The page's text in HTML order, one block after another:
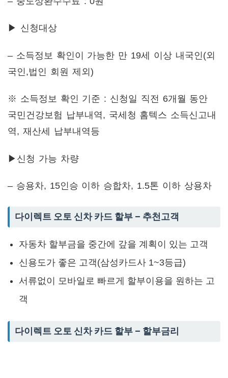
▶ 신청대상
– 소득정보 확인이 가능한 만 19세 이상 내국인(외
국인,법인 회원 제외)
※ 소득정보 확인 기준 : 신청일 직전 6개월 동안
국민건강보험 납부내역, 국세청 홈텍스 소득신고내
역, 재산세 납부내역등
▶신청 가능 차량
– 승용차, 15인승 이하 승합차, 1.5톤 이하 상용차
다이렉트 오토 신차 카드 할부 – 추천고객
자동차 할부금을 중간에 갚을 계획이 있는 고객
신용도가 좋은 고객(삼성카드사 1~3등급)
서류없이 모바일로 빠르게 할부이용을 원하는 고
객
다이렉트 오토 신차 카드 할부 – 할부금리